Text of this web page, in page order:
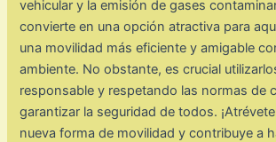
vehicular y la emisión de gases
convierte en una opción atractiva para
una movilidad más eficiente y amigable
ambiente. No obstante, es crucial
responsable y respetando las normas de
garantizar la seguridad de todos.
nueva forma de movilidad y contribuye a